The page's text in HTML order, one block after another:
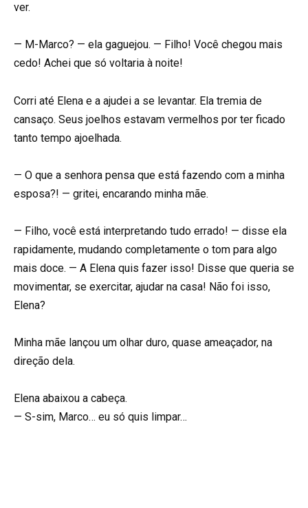
ver.
— M-Marco? — ela gaguejou. — Filho! Você chegou mais
cedo! Achei que só voltaria à noite!
Corri até Elena e a ajudei a se levantar. Ela tremia de
cansaço. Seus joelhos estavam vermelhos por ter ficado
tanto tempo ajoelhada.
— O que a senhora pensa que está fazendo com a minha
esposa?! — gritei, encarando minha mãe.
— Filho, você está interpretando tudo errado! — disse ela
rapidamente, mudando completamente o tom para algo
mais doce. — A Elena quis fazer isso! Disse que queria se
movimentar, se exercitar, ajudar na casa! Não foi isso,
Elena?
Minha mãe lançou um olhar duro, quase ameaçador, na
direção dela.
Elena abaixou a cabeça.
— S-sim, Marco… eu só quis limpar…